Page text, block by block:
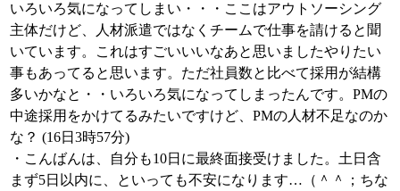
いろいろ気になってしまい・・・ここはアウトソーシング
主体だけど、人材派遣ではなくチームで仕事を請けると聞
いています。これはすごいいいなあと思いましたやりたい
事もあってると思います。ただ社員数と比べて採用が結構
多いかなと・・いろいろ気になってしまったんです。PMの
中途採用をかけてるみたいですけど、PMの人材不足なのか
な？ (16日3時57分)
・こんばんは、自分も10日に最終面接受けました。土日含
まず5日以内に、といっても不安になります…（＾＾；ちな